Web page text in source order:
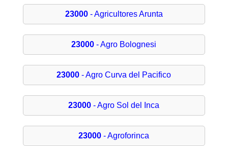
23000- Agricultores Arunta
23000 - Agro Bolognesi
23000 - Agro Curva del Pacifico
23000 - Agro Sol del Inca
23000 - Agroforinca